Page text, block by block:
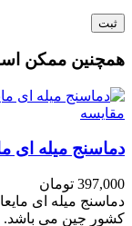
همچنین ممکن
مقایسه
دماسنج میله ای
397,000 تومان
دماسنج میله ای
کشور چین می باشد.